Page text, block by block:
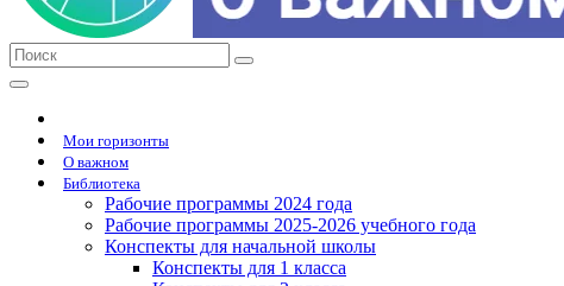
Мои горизонты
О важном
Библиотека
Рабочие программы 2024 года
Рабочие программы 2025-2026 учебного года
Конспекты для начальной школы
Конспекты для 1 класса